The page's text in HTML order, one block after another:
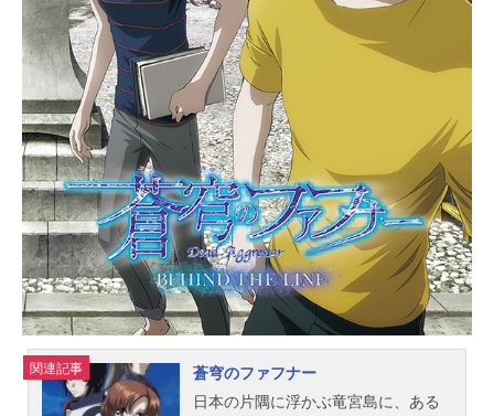
歩：喜安浩平鷹村守：小山力也鴨川
会長：内海賢二青木勝：高木渉木村
達也：藤原啓治八木マネージャー：
中嶋聡彦スタッフ監督：西村聡助監
督：川村賢一企画：伊藤和明(NTV)
伊藤梅男(VAP)企画協力：野内雅宏
今西陽介 西村浩 山口健二(週刊少
年マガジン編集部)プロデューサー：
山下洋(NTV) 大島満(VAP) 田村学
(VAP) 丸山正雄(マッドハウス)シリ
ーズ構成：浦畑達彦キャラクターデ
ザイン：杉浦幸次総作画監督：神
志...
関連記事
蒼穹のファフナー
日本の片隅に浮かぶ竜宮島に、ある